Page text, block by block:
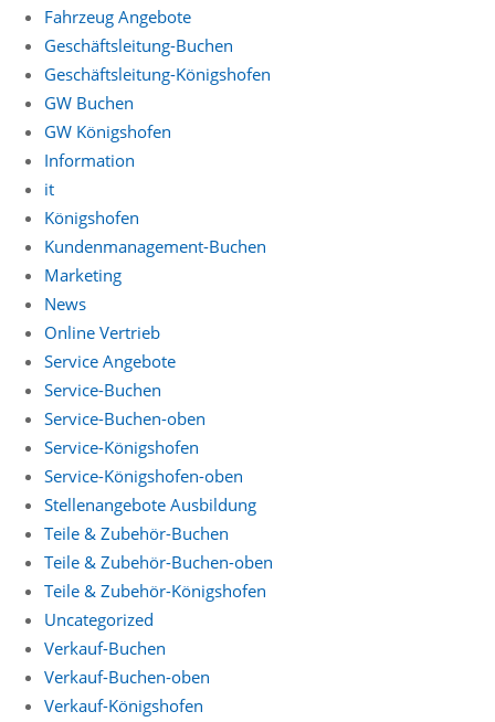
Fahrzeug Angebote
Geschäftsleitung-Buchen
Geschäftsleitung-Königshofen
GW Buchen
GW Königshofen
Information
it
Königshofen
Kundenmanagement-Buchen
Marketing
News
Online Vertrieb
Service Angebote
Service-Buchen
Service-Buchen-oben
Service-Königshofen
Service-Königshofen-oben
Stellenangebote Ausbildung
Teile & Zubehör-Buchen
Teile & Zubehör-Buchen-oben
Teile & Zubehör-Königshofen
Uncategorized
Verkauf-Buchen
Verkauf-Buchen-oben
Verkauf-Königshofen